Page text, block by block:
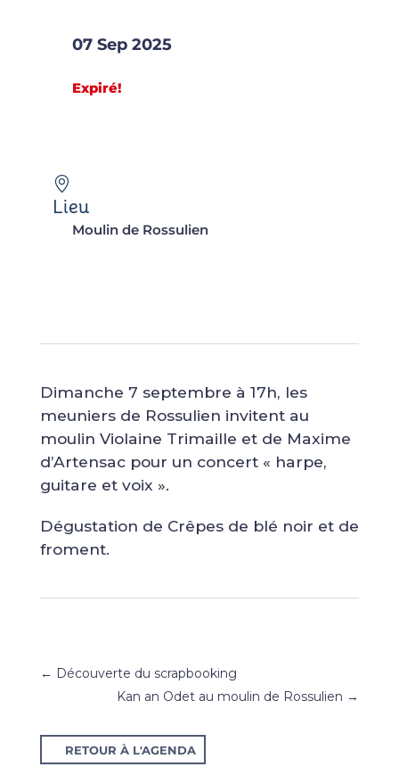
07 Sep 2025
Expiré!
Lieu
Moulin de Rossulien
Dimanche 7 septembre à 17h, les
meuniers de Rossulien invitent au
moulin Violaine Trimaille et de Maxime
d’Artensac pour un concert « harpe,
guitare et voix ».
Dégustation de Crêpes de blé noir et de
froment.
← Découverte du scrapbooking
Kan an Odet au moulin de Rossulien →
RETOUR À L'AGENDA